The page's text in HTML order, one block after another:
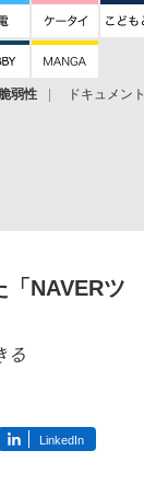
弱性 ドキュメント
NAVERツ
る
LinkedIn